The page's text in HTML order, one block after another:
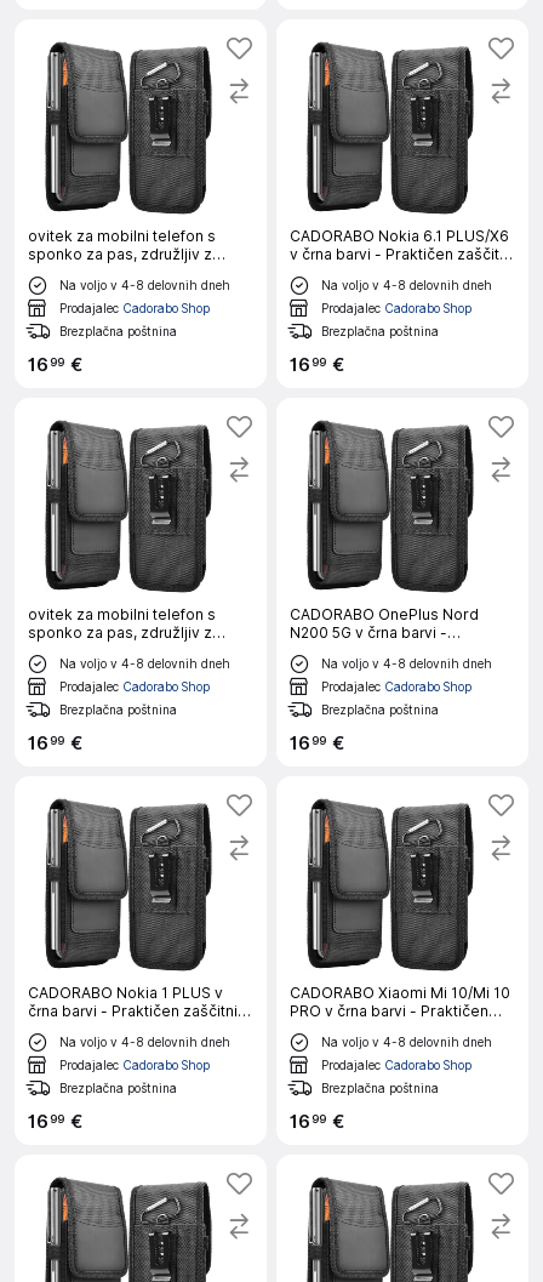
ovitek za mobilni telefon s
sponko za pas, združljiv z
MEIZU X8 v črna barvi -
Praktičen zaščitni ovitek s
karabinom Ovitek ovitka z
držalom za pisalo
Na voljo v 4-8 delovnih dneh
Prodajalec Cadorabo Shop
Brezplačna poštnina
1699 €
CADORABO Nokia 6.1 PLUS/X6
v črna barvi - Praktičen zaščitni
ovitek s karabinom Ovitek
ovitka z držalom za pisalo
Na voljo v 4-8 delovnih dneh
Prodajalec Cadorabo Shop
Brezplačna poštnina
1699 €
ovitek za mobilni telefon s
sponko za pas, združljiv z
Oppo A12 v črna barvi -
Praktičen zaščitni ovitek s
karabinom Ovitek ovitka z
držalom za pisalo
Na voljo v 4-8 delovnih dneh
Prodajalec Cadorabo Shop
Brezplačna poštnina
1699 €
CADORABO OnePlus Nord
N200 5G v črna barvi -
Praktičen zaščitni ovitek s
karabinom Ovitek ovitka z
držalom za pisalo
Na voljo v 4-8 delovnih dneh
Prodajalec Cadorabo Shop
Brezplačna poštnina
1699 €
CADORABO Nokia 1 PLUS v
črna barvi - Praktičen zaščitni
ovitek s karabinom Ovitek
ovitka z držalom za pisalo
Na voljo v 4-8 delovnih dneh
Prodajalec Cadorabo Shop
Brezplačna poštnina
1699 €
CADORABO Xiaomi Mi 10/Mi 10
PRO v črna barvi - Praktičen
zaščitni ovitek s karabinom
Ovitek ovitka z držalom za
pisalo
Na voljo v 4-8 delovnih dneh
Prodajalec Cadorabo Shop
Brezplačna poštnina
1699 €